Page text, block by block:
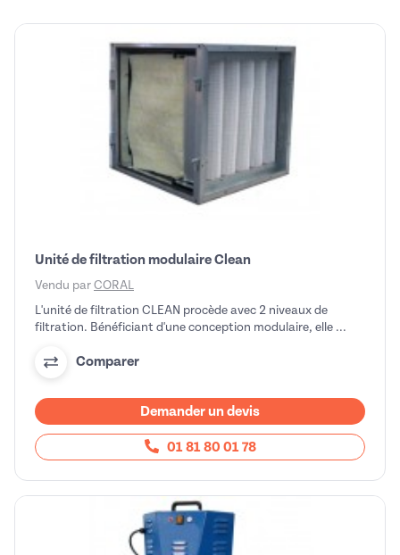
Unité de filtration modulaire Clean
Vendu par CORAL
L'unité de filtration CLEAN procède avec 2 niveaux de
filtration. Bénéficiant d'une conception modulaire, elle ...
Comparer
Demander un devis
01 81 80 01 78